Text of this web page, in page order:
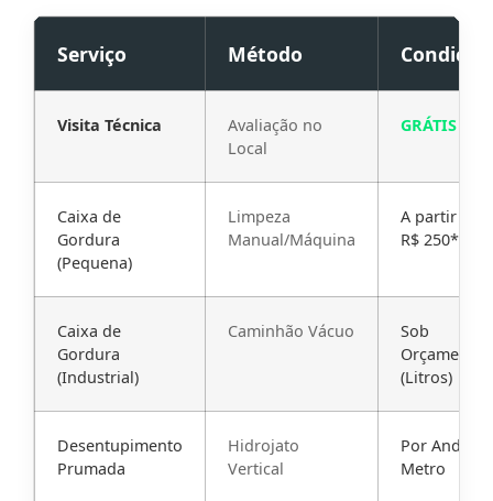
Serviço Método Condição
Visita Técnica
Avaliação no
Local
GRÁTIS
Caixa de
Gordura
(Pequena)
Limpeza
Manual/Máquina
A partir de
R$ 250*
Caixa de
Gordura
(Industrial)
Caminhão Vácuo
Sob
Orçamento
(Litros)
Desentupimento
Prumada
Hidrojato
Vertical
Por Andar /
Metro